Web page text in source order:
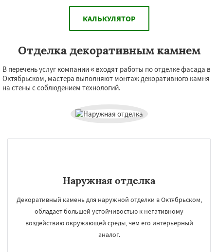
КАЛЬКУЛЯТОР
Отделка декоративным камнем
В перечень услуг компании « входят работы по отделке фасада в
Октябрьском, мастера выполняют монтаж декоративного камня
на стены с соблюдением технологий.
Наружная отделка
Декоративный камень для наружной отделки в Октябрьском,
обладает большей устойчивостью к негативному
воздействию окружающей среды, чем его интерьерный
аналог.